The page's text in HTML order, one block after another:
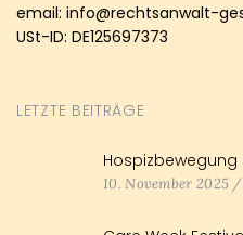
email: info@rechtsanwalt-
USt-ID: DE125697373
LETZTE BEITRÄGE
10. November 2025